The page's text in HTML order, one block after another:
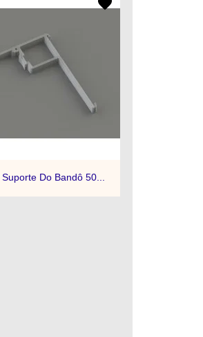
Quick view
Do Bandô 50...